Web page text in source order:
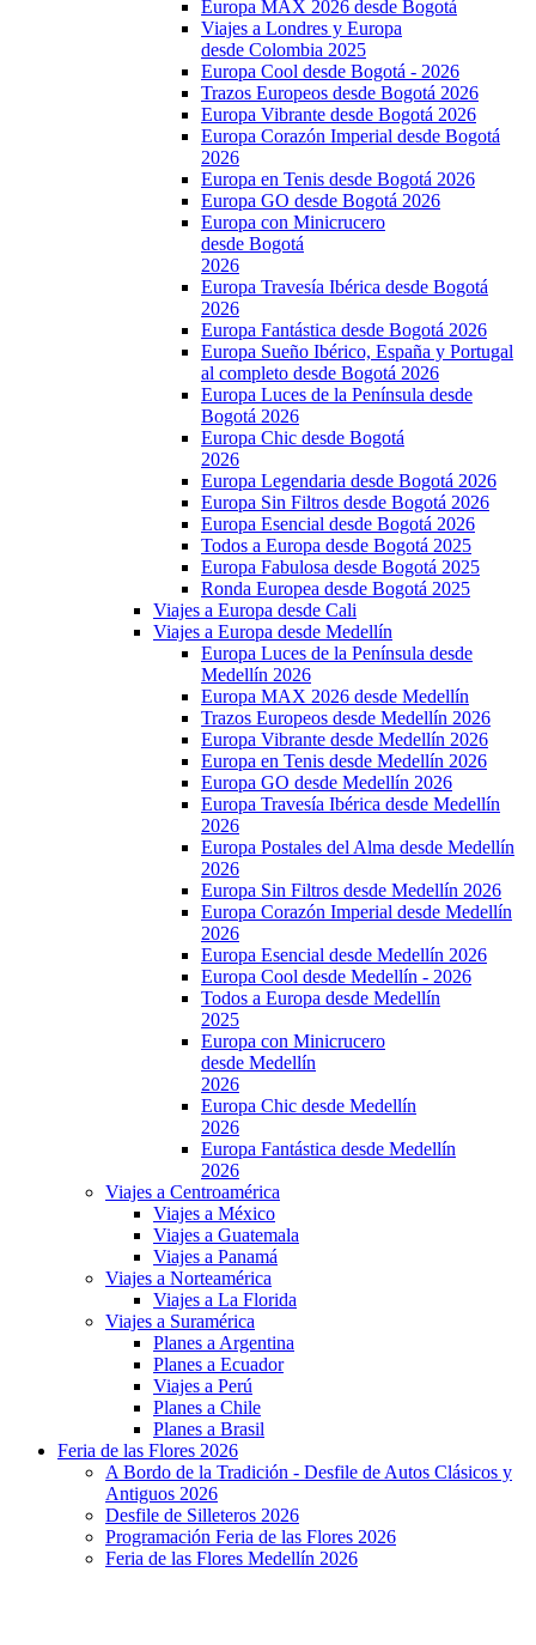
Europa MAX 2026 desde Bogotá
Viajes a Londres y Europa
desde Colombia 2025
Europa Cool desde Bogotá - 2026
Trazos Europeos desde Bogotá 2026
Europa Vibrante desde Bogotá 2026
Europa Corazón Imperial desde Bogotá
2026
Europa en Tenis desde Bogotá 2026
Europa GO desde Bogotá 2026
Europa con Minicrucero
desde Bogotá
2026
Europa Travesía Ibérica desde Bogotá
2026
Europa Fantástica desde Bogotá 2026
Europa Sueño Ibérico, España y Portugal
al completo desde Bogotá 2026
Europa Luces de la Península desde
Bogotá 2026
Europa Chic desde Bogotá
2026
Europa Legendaria desde Bogotá 2026
Europa Sin Filtros desde Bogotá 2026
Europa Esencial desde Bogotá 2026
Todos a Europa desde Bogotá 2025
Europa Fabulosa desde Bogotá 2025
Ronda Europea desde Bogotá 2025
Viajes a Europa desde Cali
Viajes a Europa desde Medellín
Europa Luces de la Península desde
Medellín 2026
Europa MAX 2026 desde Medellín
Trazos Europeos desde Medellín 2026
Europa Vibrante desde Medellín 2026
Europa en Tenis desde Medellín 2026
Europa GO desde Medellín 2026
Europa Travesía Ibérica desde Medellín
2026
Europa Postales del Alma desde Medellín
2026
Europa Sin Filtros desde Medellín 2026
Europa Corazón Imperial desde Medellín
2026
Europa Esencial desde Medellín 2026
Europa Cool desde Medellín - 2026
Todos a Europa desde Medellín
2025
Europa con Minicrucero
desde Medellín
2026
Europa Chic desde Medellín
2026
Europa Fantástica desde Medellín
2026
Viajes a Centroamérica
Viajes a México
Viajes a Guatemala
Viajes a Panamá
Viajes a Norteamérica
Viajes a La Florida
Viajes a Suramérica
Planes a Argentina
Planes a Ecuador
Viajes a Perú
Planes a Chile
Planes a Brasil
Feria de las Flores 2026
A Bordo de la Tradición - Desfile de Autos Clásicos y
Antiguos 2026
Desfile de Silleteros 2026
Programación Feria de las Flores 2026
Feria de las Flores Medellín 2026